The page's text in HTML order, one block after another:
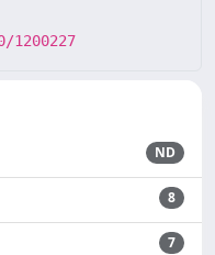
ND
8
7